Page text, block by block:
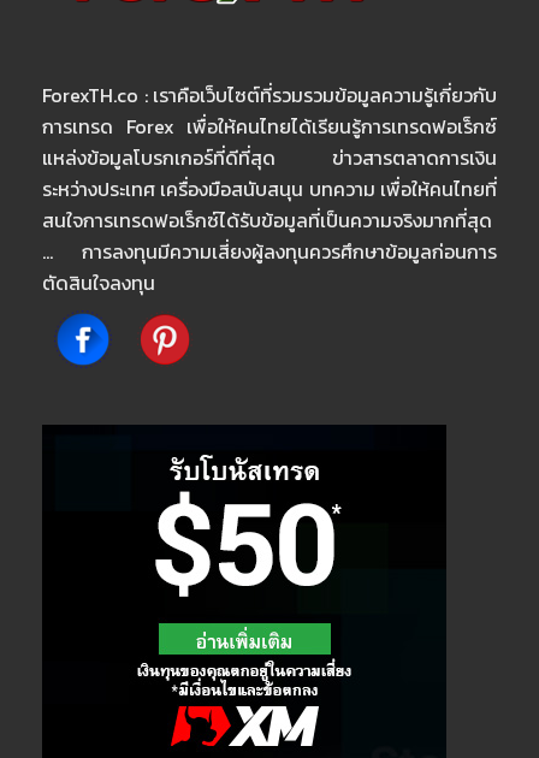
ForexTH.co : เราคือเว็บไซต์ที่รวมรวมข้อมูลความรู้เกี่ยวกับ
การเทรด Forex เพื่อให้คนไทยได้เรียนรู้การเทรดฟอเร็กซ์
แหล่งข้อมูลโบรกเกอร์ที่ดีที่สุด ข่าวสารตลาดการเงิน
ระหว่างประเทศ เครื่องมือสนับสนุน บทความ เพื่อให้คนไทยที่
สนใจการเทรดฟอเร็กซ์ได้รับข้อมูลที่เป็นความจริงมากที่สุด
… การลงทุนมีความเสี่ยงผู้ลงทุนควรศึกษาข้อมูลก่อนการ
ตัดสินใจลงทุน